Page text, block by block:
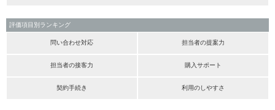
評価項目別ランキング
問い合わせ対応 担当者の提案力
担当者の接客力 購入サポート
契約手続き 利用のしやすさ